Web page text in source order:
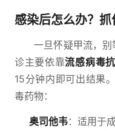
感染后怎么办？
一旦怀疑甲流，别
诊主要依靠流感病毒
15分钟内即可出结果
毒药物：
奥司他韦：适用于